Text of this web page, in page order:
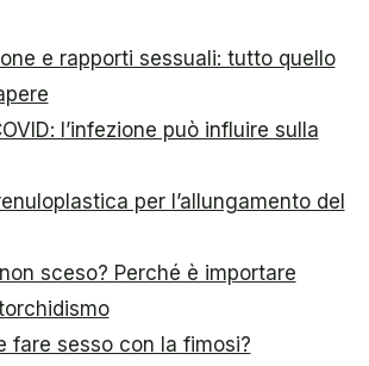
e rapporti sessuali: tutto quello
l’infezione può influire sulla
per l’allungamento del
sceso? Perché è importare
fare sesso con la fimosi?